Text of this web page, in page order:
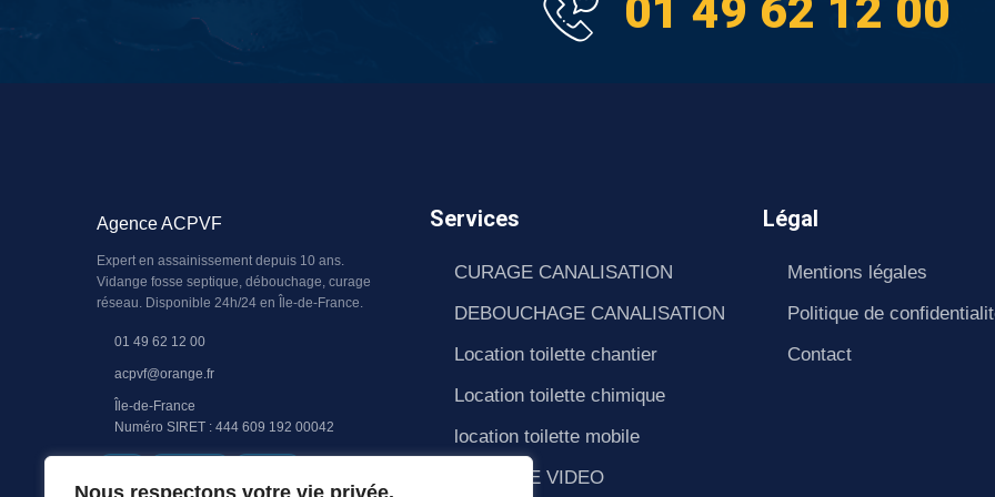
Nous respectons votre vie privée.
Agence ACPVF
Expert en assainissement depuis 10 ans.
Vidange fosse septique, débouchage, curage
réseau. Disponible 24h/24 en Île-de-France.
01 49 62 12 00
acpvf@orange.fr
Île-de-France
Numéro SIRET : 444 609 192 00042
Services
CURAGE CANALISATION
DEBOUCHAGE CANALISATION
Location toilette chantier
Location toilette chimique
location toilette mobile
PASSAGE VIDEO
Légal
Mentions légales
Politique de
Contact